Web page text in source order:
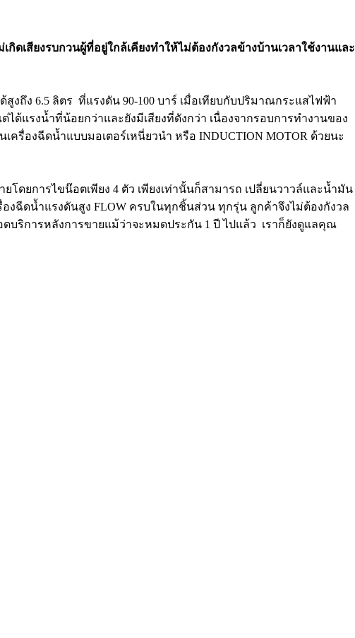
กิดเสียงรบกวนผู้ที่อยู่ใกล้เคียงทำให้ไม่ต้องกังวลข้างบ้านเวลาใช้งานและ
งถึง 6.5 ลิตร ที่แรงดัน 90-100 บาร์ เมื่อเทียบกับปริมาณกระแสไฟฟ้า
ด้แรงน้ำที่น้อยกว่าและยังมีเสียงที่ดังกว่า เนื่องจากรอบการทำงานของ
ครื่องฉีดน้ำแบบมอเตอร์เหนี่ยวนำ หรือ INDUCTION MOTOR ด้วยนะ
โดยการไขน๊อตเพียง 4 ตัว เพียงเท่านั้นก็สามารถ เปลี่ยนวาวล์และน้ำมัน
องฉีดน้ำแรงดันสูง FLOW ครบในทุกชิ้นส่วน ทุกรุ่น ลูกค้าจึงไม่ต้องกังวล
บริการหลังการขายแม้ว่าจะหมดประกัน 1 ปี ไปแล้ว เราก็ยังดูแลคุณ